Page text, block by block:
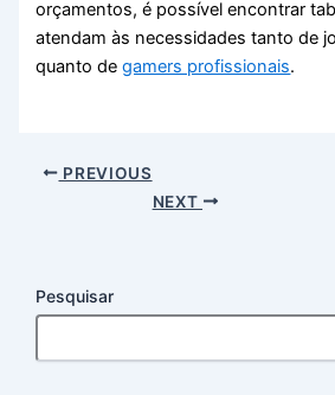
orçamentos, é possível encontrar
atendam às necessidades tanto de
quanto degamers profissionais.
PREVIOUS
NEXT
Pesquisar